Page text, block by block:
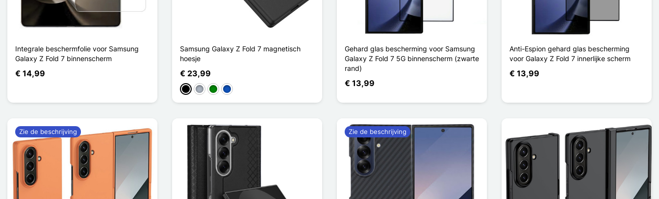
Integrale beschermfolie voor Samsung
Galaxy Z Fold 7 binnenscherm
€ 14,99
Samsung Galaxy Z Fold 7 magnetisch
hoesje
€ 23,99
ZwartGrijsGroenSaphir
Gehard glas bescherming voor Samsung
Galaxy Z Fold 7 5G binnenscherm (zwarte
rand)
€ 13,99
Anti-Espion gehard glas bescherming
voor Galaxy Z Fold 7 innerlijke scherm
€ 13,99
Zie de beschrijving Zie de beschrijving